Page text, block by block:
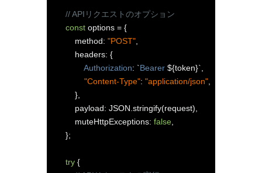
// APIリクエストのオプション
const options = {
        method
: "POST"
        headers
: {
Authorization: `Bearer ${token}`,
"Content-Type": "application/json"
},
        payload
: JSON stringify(request),
        muteHttpExceptions
: false
};
try {